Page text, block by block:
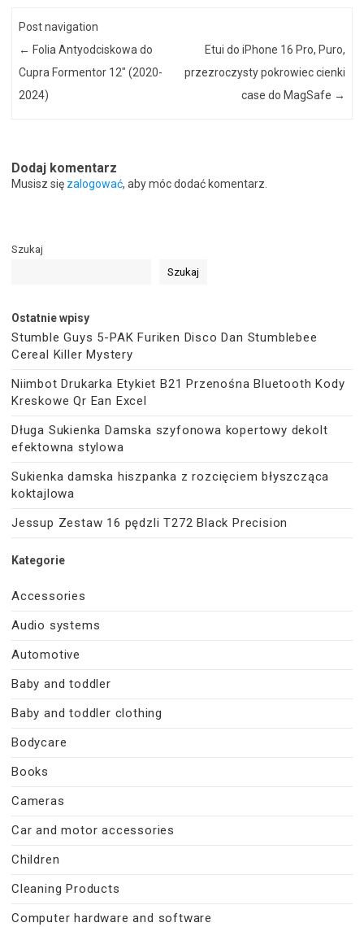
Post navigation
← Folia Antyodciskowa do
Cupra Formentor 12″ (2020-
2024)
Etui do iPhone 16 Pro, Puro,
przezroczysty pokrowiec cienki
case do MagSafe →
Dodaj komentarz
Musisz się zalogować, aby móc dodać komentarz.
Szukaj
Szukaj
Ostatnie wpisy
Stumble Guys 5-PAK Furiken Disco Dan Stumblebee
Cereal Killer Mystery
Niimbot Drukarka Etykiet B21 Przenośna Bluetooth Kody
Kreskowe Qr Ean Excel
Długa Sukienka Damska szyfonowa kopertowy dekolt
efektowna stylowa
Sukienka damska hiszpanka z rozcięciem błyszcząca
koktajlowa
Jessup Zestaw 16 pędzli T272 Black Precision
Kategorie
Accessories
Audio systems
Automotive
Baby and toddler
Baby and toddler clothing
Bodycare
Books
Cameras
Car and motor accessories
Children
Cleaning Products
Computer hardware and software